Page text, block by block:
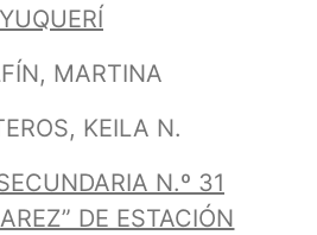
YUQUERÍ
MARTINA
KEILA N.
N.º 31
DE ESTACIÓN